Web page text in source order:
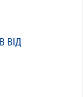
ВІД